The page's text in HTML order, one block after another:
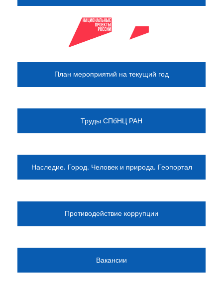
План мероприятий на текущий год
Труды СПбНЦ РАН
Наследие. Город. Человек и природа. Геопортал
Противодействие коррупции
Вакансии